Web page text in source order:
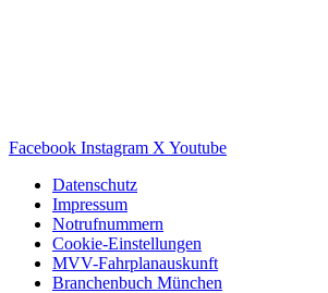
Facebook Instagram X Youtube
Datenschutz
Impressum
Notrufnummern
Cookie-Einstellungen
MVV-Fahrplanauskunft
Branchenbuch München